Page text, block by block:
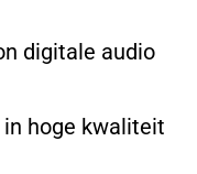
digitale audio
hoge kwaliteit